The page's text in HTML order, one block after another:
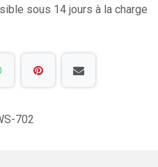
sous 14 jours à la charge
702